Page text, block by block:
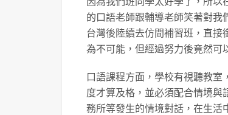
的口語老師跟輔導老師笑著對
台灣後陸續去仿間補習班，直接
為不可能，但經過努力後竟然可
口語課程方面，學校有視聽教
度才算及格，並必須配合情境
務所等發生的情境對話，在生活